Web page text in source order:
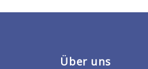
Über uns